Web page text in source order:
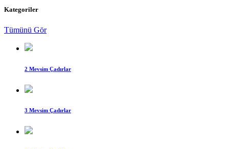
Kategoriler
Tümünü Gör
2 Mevsim Çadırlar
3 Mevsim Çadırlar